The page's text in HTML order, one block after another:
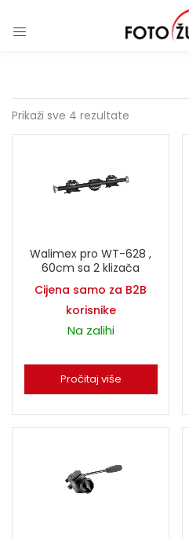
Prikaži sve 4 rezultate
Walimex pro WT-628 ,
60cm sa 2 klizača
Cijena samo za B2B
korisnike
Na zalihi
Pročitaj više